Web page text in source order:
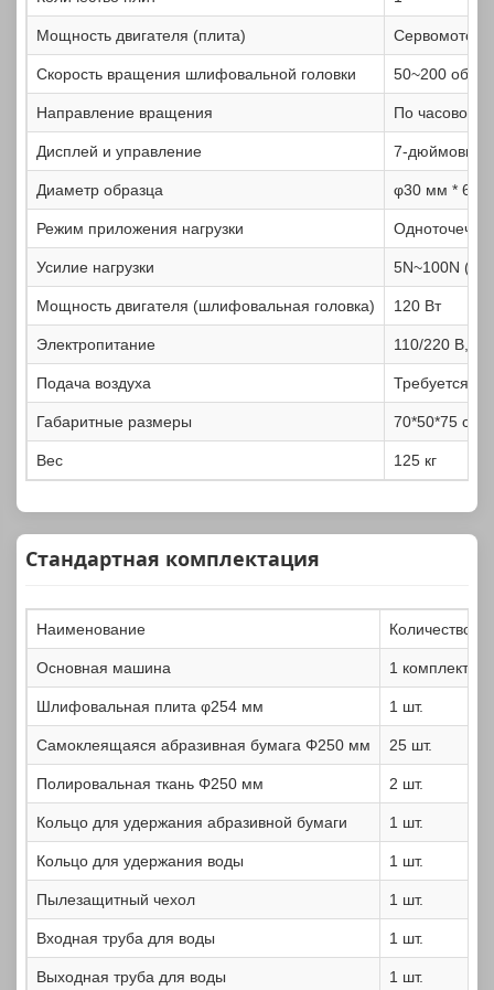
Мощность двигателя (плита) Сервомотор,
Скорость вращения шлифовальной головки 50~200 об/
Направление вращения По часовой/
Дисплей и управление 7-дюймовый
Диаметр образца φ30 мм * 6,
Режим приложения нагрузки
Усилие нагрузки 5N~100N
Мощность двигателя (шлифовальная головка) 120 Вт
Электропитание 110/220 В,
Подача воздуха Требуется
Габаритные размеры 70*50*75 см
Вес 125 кг
Стандартная комплектация
Наименование Количество
Основная машина 1 комплект
Шлифовальная плита φ254 мм 1 шт.
Самоклеящаяся абразивная бумага Φ250 мм 25 шт.
Полировальная ткань Φ250 мм 2 шт.
Кольцо для удержания абразивной бумаги 1 шт.
Кольцо для удержания воды 1 шт.
Пылезащитный чехол 1 шт.
Входная труба для воды 1 шт.
Выходная труба для воды 1 шт.